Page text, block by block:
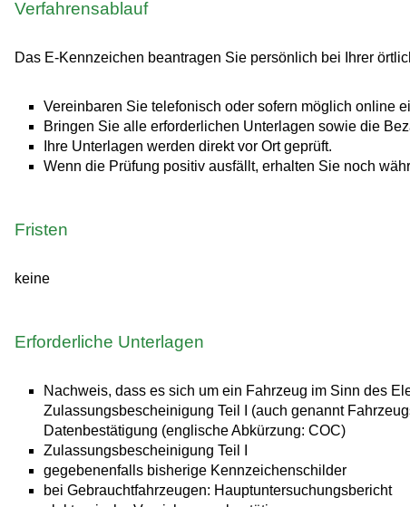
Verfahrensablauf
Das E-Kennzeichen beantragen Sie persönlich bei Ihrer
Vereinbaren Sie telefonisch oder sofern möglich online
Bringen Sie alle erforderlichen Unterlagen sowie die
Ihre Unterlagen werden direkt vor Ort geprüft.
Wenn die Prüfung positiv ausfällt, erhalten Sie noch
Fristen
keine
Erforderliche Unterlagen
Nachweis, dass es sich um ein Fahrzeug im Sinn des
Zulassungsbescheinigung Teil I (auch genannt
Datenbestätigung (englische Abkürzung: COC)
Zulassungsbescheinigung Teil I
gegebenenfalls bisherige Kennzeichenschilder
bei Gebrauchtfahrzeugen: Hauptuntersuchungsbericht